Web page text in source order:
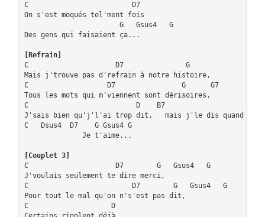
C                         D7
On s'est moqués tel'ment fois
                       G   Gsus4   G
Des gens qui faisaient ça...
[Refrain]
C                     D7               G
Mais j'trouve pas d'refrain à notre histoire,
C                   D7                G      G7
Tous les mots qui m'viennent sont dérisoires,
C                          D    B7                    Em
J'sais bien qu'j'l'ai trop dit,   mais j'le dis quand
C   Dsus4  D7    G Gsus4 G
              Je t'aime...
[Couplet 3]
C                     D7        G   Gsus4   G
J'voulais seulement te dire merci,
C                         D7        G   Gsus4   G
Pour tout le mal qu'on n's'est pas dit,
C                    D